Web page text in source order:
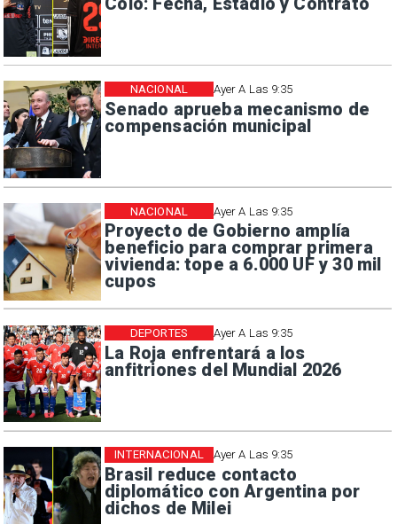
Colo: Fecha, Estadio y Contrato
Ayer A Las 9:35
Senado aprueba mecanismo de
compensación municipal
NACIONAL
Ayer A Las 9:35
Proyecto de Gobierno amplía
beneficio para comprar primera
vivienda: tope a 6.000 UF y 30 mil
cupos
NACIONAL
Ayer A Las 9:35
La Roja enfrentará a los
anfitriones del Mundial 2026
DEPORTES
Ayer A Las 9:35
Brasil reduce contacto
diplomático con Argentina por
dichos de Milei
INTERNACIONAL